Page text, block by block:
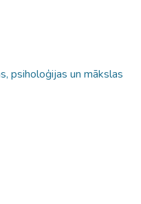
psiholoģijas un mākslas